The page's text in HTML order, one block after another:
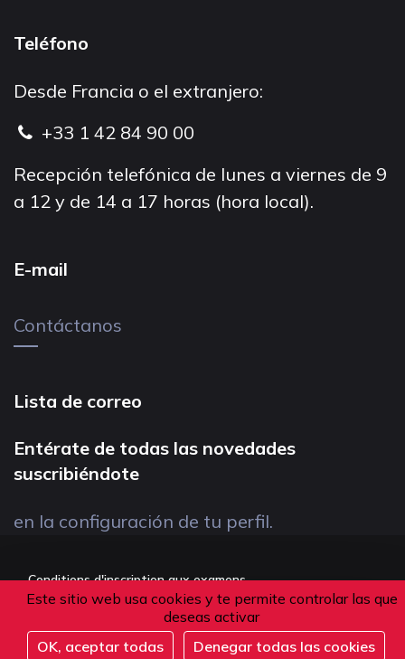
Este sitio web usa cookies y te permite controlar las que
deseas activar
OK, aceptar todas
Denegar todas las cookies
Teléfono
Desde Francia o el extranjero:
+33 1 42 84 90 00
Recepción telefónica de lunes a viernes de 9
a 12 y de 14 a 17 horas (hora local).
E-mail
Contáctanos
Lista de correo
Entérate de todas las novedades
suscribiéndote
en la configuración de tu perfil.
Conditions d'inscription aux examens
Politique de confidentialité
Conditions générales de vente